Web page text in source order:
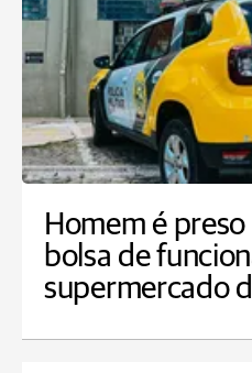
Homem é
bolsa de
supermercado